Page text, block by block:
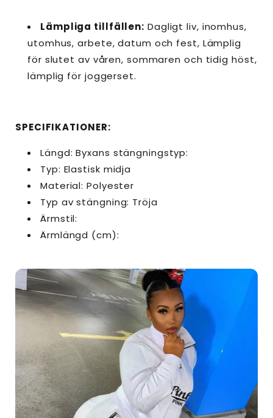
Lämpliga tillfällen: Dagligt liv, inomhus,
utomhus, arbete, datum och fest, Lämplig
för slutet av våren, sommaren och tidig höst,
lämplig för joggerset.
SPECIFIKATIONER:
Längd: Byxans stängningstyp:
Typ: Elastisk midja
Material: Polyester
Typ av stängning: Tröja
Ärmstil:
Ärmlängd (cm):